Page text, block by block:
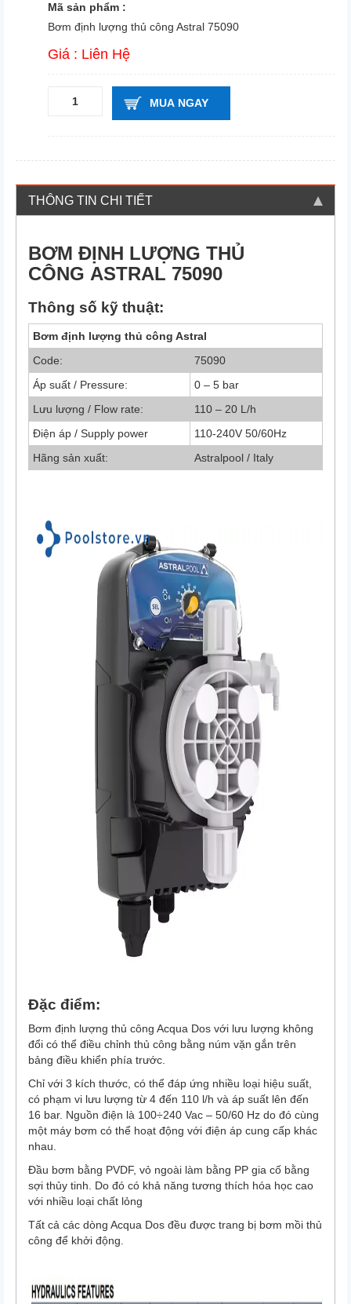
Mã sản phẩm :
Bơm định lượng thủ công Astral 75090
Giá : Liên Hệ
MUA NGAY
THÔNG TIN CHI TIẾT
BƠM ĐỊNH LƯỢNG THỦ
CÔNG ASTRAL 75090
Thông số kỹ thuật:
Bơm định lượng thủ công Astral
Code:
75090
Áp suất / Pressure:
0 – 5 bar
Lưu lượng / Flow rate:
110 – 20 L/h
Điện áp / Supply power
110-240V 50/60Hz
Hãng sản xuất:
Astralpool / Italy
Đặc điểm:
Bơm định lượng thủ công Acqua Dos với lưu lượng không
đổi có thể điều chỉnh thủ công bằng núm vặn gắn trên
bảng điều khiển phía trước.
Chỉ với 3 kích thước, có thể đáp ứng nhiều loại hiệu suất,
có phạm vi lưu lượng từ 4 đến 110 l/h và áp suất lên đến
16 bar. Nguồn điện là 100÷240 Vac – 50/60 Hz do đó cùng
một máy bơm có thể hoạt động với điện áp cung cấp khác
nhau.
Đầu bơm bằng PVDF, vỏ ngoài làm bằng PP gia cố bằng
sợi thủy tinh. Do đó có khả năng tương thích hóa học cao
với nhiều loại chất lỏng
Tất cả các dòng Acqua Dos đều được trang bị bơm mồi thủ
công để khởi động.